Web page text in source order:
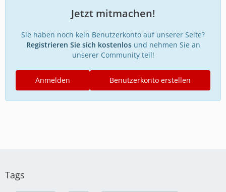
Jetzt mitmachen!
Sie haben noch kein Benutzerkonto auf unserer Seite?
Registrieren Sie sich kostenlosund nehmen Sie an
unserer Community teil!
Benutzerkonto erstellen
Anmelden
Tags